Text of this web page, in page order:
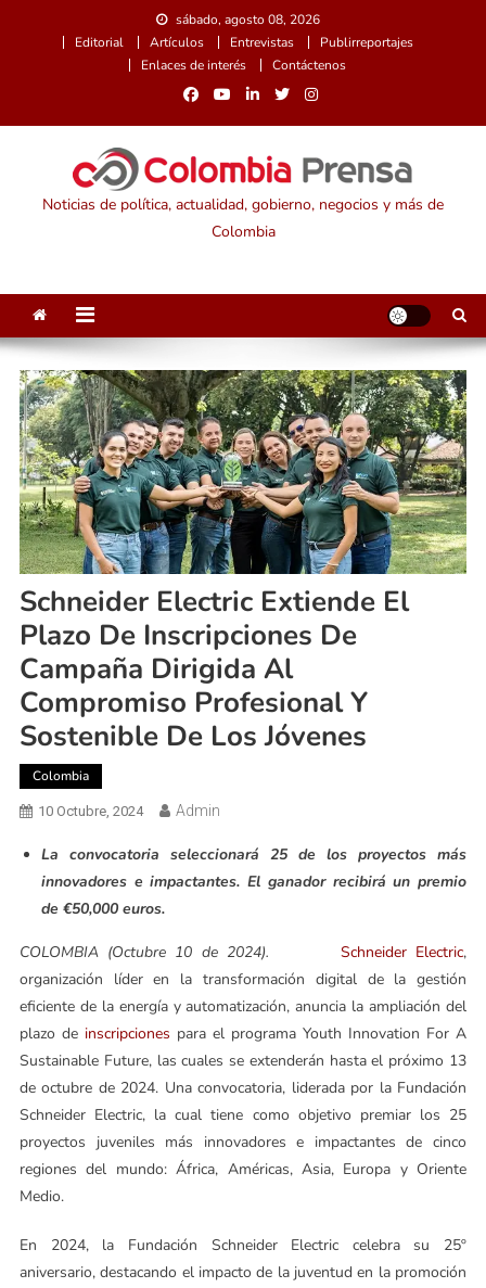
sábado, agosto 08, 2026
Editorial
Artículos Entrevistas
Publirreportajes
Enlaces de interés
Contáctenos
Noticias de política, actualidad, gobierno, negocios y más de
Colombia
Schneider Electric Extiende El
Plazo De Inscripciones De
Campaña Dirigida Al
Compromiso Profesional Y
Sostenible De Los Jóvenes
Colombia
10 Octubre, 2024 Admin
La convocatoria seleccionará 25 de los proyectos más
innovadores e impactantes. El ganador recibirá un premio
de €50,000 euros.
COLOMBIA (Octubre 10 de 2024). Schneider Electric,
organización líder en la transformación digital de la gestión
eficiente de la energía y automatización, anuncia la ampliación del
plazo de inscripciones para el programa Youth Innovation For A
Sustainable Future, las cuales se extenderán hasta el próximo 13
de octubre de 2024. Una convocatoria, liderada por la Fundación
Schneider Electric, la cual tiene como objetivo premiar los 25
proyectos juveniles más innovadores e impactantes de cinco
regiones del mundo: África, Américas, Asia, Europa y Oriente
Medio.
En 2024, la Fundación Schneider Electric celebra su 25º
aniversario, destacando el impacto de la juventud en la promoción